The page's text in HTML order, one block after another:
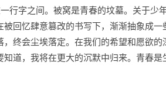
行字之间。被窝是青春的坟墓。关于少
回忆肆意篡改的书写下，渐渐抽象成
终会尘埃落定。在我们的希望和愿欲
知道，我将在更大的沉默中归来。青春